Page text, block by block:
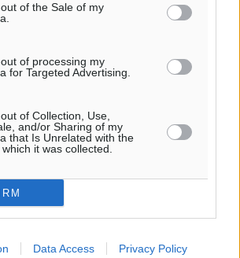
of the Sale of my
of processing my
for Targeted Advertising.
of Collection, Use,
and/or Sharing of my
that Is Unrelated with the
it was collected.
Data Access Privacy Policy